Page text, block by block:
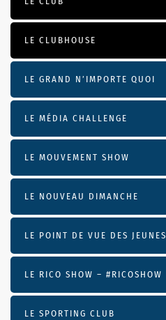
LE CLUBHOUSE
LE GRAND N’IMPORTE QUOI
LE MÉDIA CHALLENGE
LE MOUVEMENT SHOW
LE NOUVEAU DIMANCHE
LE POINT DE VUE DES JEUNES
LE RICO SHOW – #RICOSHOW
LE SPORTING CLUB